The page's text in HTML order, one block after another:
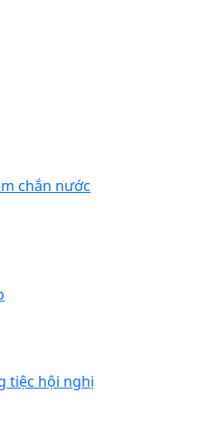
chắn nước
tiệc hội nghị